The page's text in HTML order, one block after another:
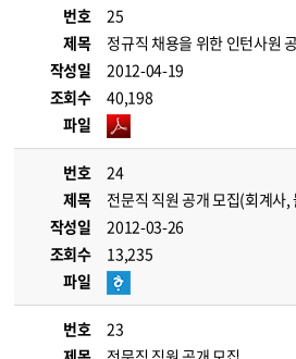
번호
25
제목
정규직 채용을 위한 인턴사원
작성일
2012-04-19
조회수
40,198
파일
번호
24
제목
전문직 직원 공개 모집(회계사,
작성일
2012-03-26
조회수
13,235
파일
번호
23